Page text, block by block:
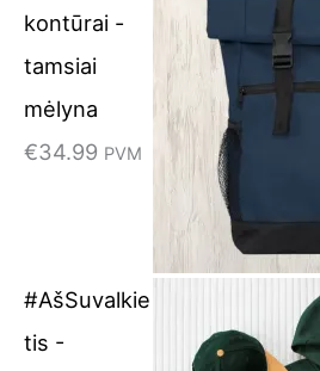
kontūrai -
tamsiai
mėlyna
€34.99 PVM
#AšSuvalkie
tis -